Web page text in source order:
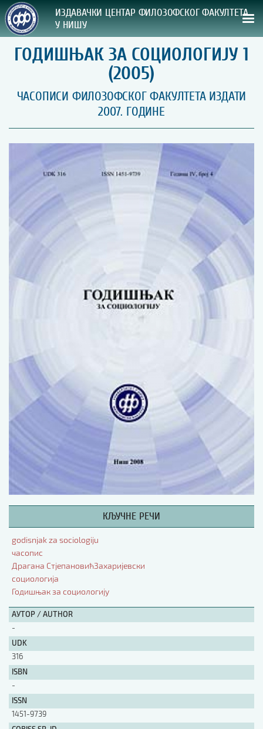
ИЗДАВАЧКИ ЦЕНТАР ФИЛОЗОФСКОГ ФАКУЛТЕТА
У НИШУ
СВА НАША ИЗДАЊА
ВРСТА ИЗДАЊА:
ГОДИНА ОБЈАВЉИВАЊА:
ПРЕГЛЕД
УПУТСТВА
УПУТСТВА
Правилник о издавачкој делатности
Упутство ауторима
Изјава о ауторству
Изјава о коришћењу ауторског дела
Упутство за бирање лиценце
Уговор са аутором
Етички кодекс
ПРЕТРАГА ИЗДАЊА
Наслов или део наслова
Кључне речи
АУТОР / AUTHOR
UDK
ISBN
ISSN
COBISS.SR-ID
ГОДИШЊАК ЗА СОЦИОЛОГИЈУ 1
(2005)
ЧАСОПИСИ ФИЛОЗОФСКОГ ФАКУЛТЕТА ИЗДАТИ
2007. ГОДИНЕ
КЉУЧНЕ РЕЧИ
godisnjak za sociologiju
часопис
Драгана СтјепановићЗахаријевски
социологија
Годишњак за социологију
АУТОР / AUTHOR
-
UDK
316
ISBN
-
ISSN
1451-9739